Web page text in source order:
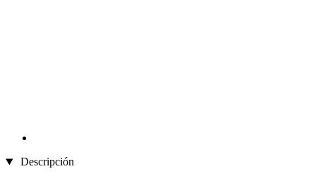
Descripción